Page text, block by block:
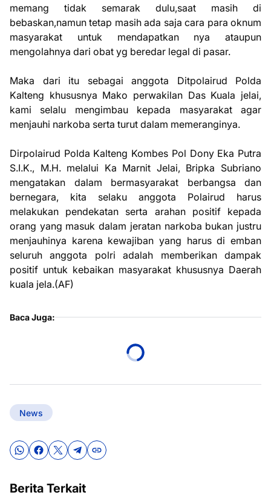
memang tidak semarak dulu,saat masih di
bebaskan,namun tetap masih ada saja cara para oknum
masyarakat untuk mendapatkan nya ataupun
mengolahnya dari obat yg beredar legal di pasar.
‎Maka dari itu sebagai anggota Ditpolairud Polda
Kalteng khususnya Mako perwakilan Das Kuala jelai,
kami selalu mengimbau kepada masyarakat agar
menjauhi narkoba serta turut dalam memeranginya.
‎Dirpolairud Polda Kalteng Kombes Pol Dony Eka Putra
S.I.K., M.H. melalui Ka Marnit Jelai, Bripka Subriano
mengatakan dalam bermasyarakat berbangsa dan
bernegara, kita selaku anggota Polairud harus
melakukan pendekatan serta arahan positif kepada
orang yang masuk dalam jeratan narkoba bukan justru
menjauhinya karena kewajiban yang harus di emban
seluruh anggota polri adalah memberikan dampak
positif untuk kebaikan masyarakat khususnya Daerah
kuala jela.(AF)
Baca Juga:
News
Berita Terkait